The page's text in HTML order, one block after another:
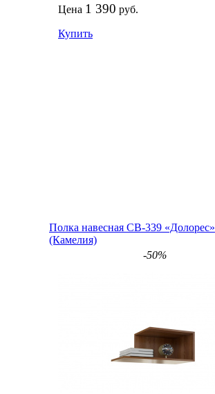
Цена 1 390 руб.
Купить
Полка навесная СВ-339 «Долорес»
(Камелия)
-50%